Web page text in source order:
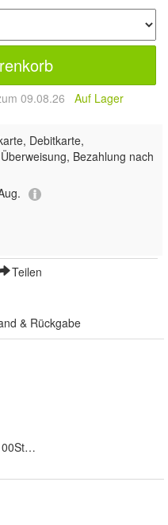
09.08.26 Auf Lager
Debitkarte,
Bezahlung nach
Teilen
& Rückgabe
6mm Mit Kragen 100St.,